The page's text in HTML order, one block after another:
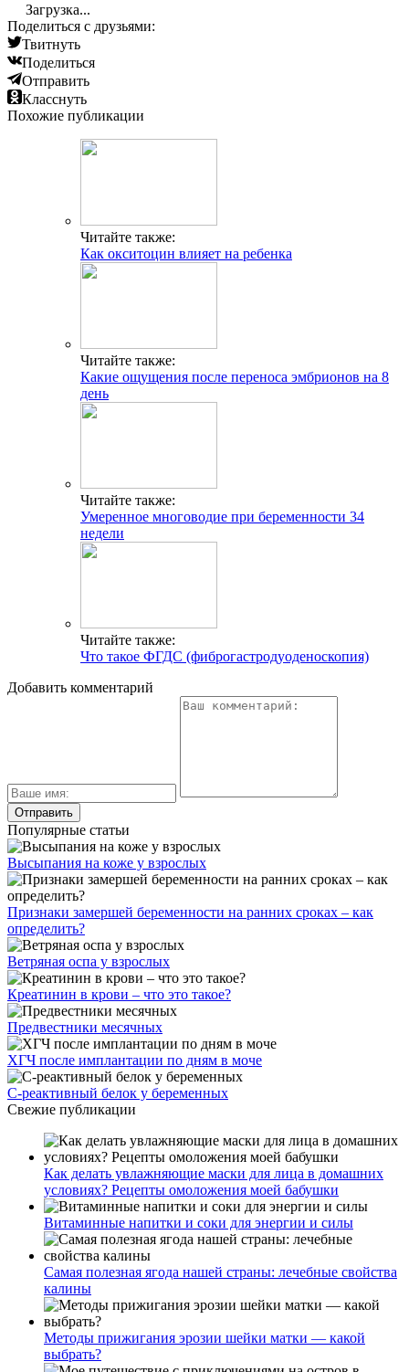
Загрузка...
Поделиться с друзьями:
Твитнуть
Поделиться
Отправить
Класснуть
Похожие публикации
Читайте также:
Как окситоцин влияет на ребенка
Читайте также:
Какие ощущения после переноса эмбрионов на 8
день
Читайте также:
Умеренное многоводие при беременности 34
недели
Читайте также:
Что такое ФГДС (фиброгастродуоденоскопия)
Добавить комментарий
Популярные статьи
Высыпания на коже у взрослых
Признаки замершей беременности на ранних сроках – как
определить?
Ветряная оспа у взрослых
Креатинин в крови – что это такое?
Предвестники месячных
ХГЧ после имплантации по дням в моче
С-реактивный белок у беременных
Свежие публикации
Как делать увлажняющие маски для лица в домашних
условиях? Рецепты омоложения моей бабушки
Витаминные напитки и соки для энергии и силы
Самая полезная ягода нашей страны: лечебные свойства
калины
Методы прижигания эрозии шейки матки — какой
выбрать?